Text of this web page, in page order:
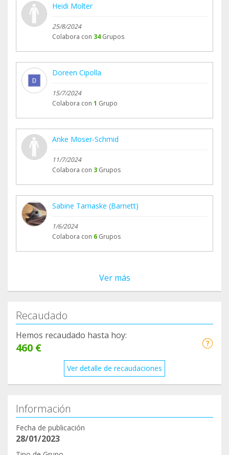
Heidi Molter
25/8/2024
Colabora con 34 Grupos
Doreen Cipolla
15/7/2024
Colabora con 1 Grupo
Anke Moser-Schmid
11/7/2024
Colabora con 3 Grupos
Sabine Tarnaske (Barnett)
1/6/2024
Colabora con 6 Grupos
Ver más
Recaudado
Hemos recaudado hasta hoy:
460 €
Ver detalle de recaudaciones
Información
Fecha de publicación
28/01/2023